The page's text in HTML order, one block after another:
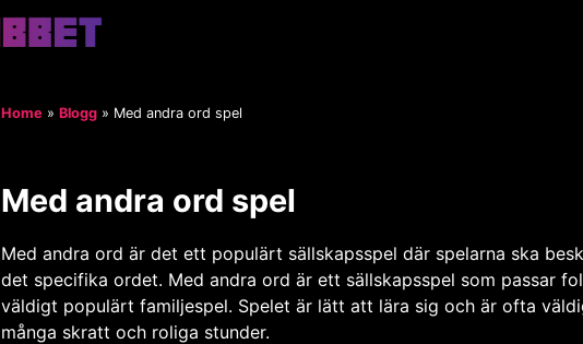
Home » Blogg » Med andra ord spel
Med andra ord spel
Med andra ord är det ett populärt sällskapsspel där spelarna ska
det specifika ordet. Med andra ord är ett sällskapsspel som passar
väldigt populärt familjespel. Spelet är lätt att lära sig och är ofta
många skratt och roliga stunder.